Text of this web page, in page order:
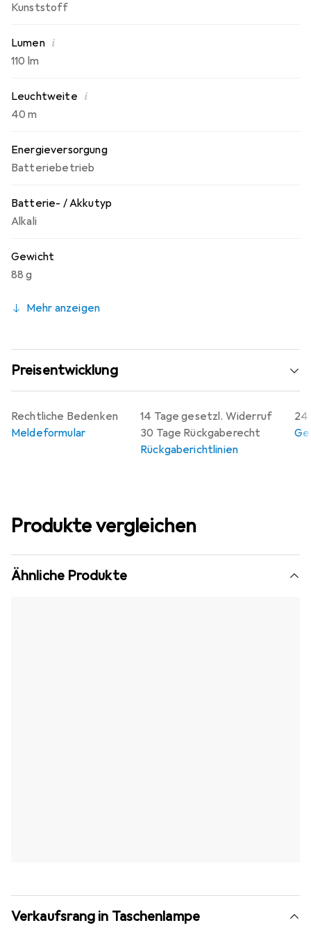
Kunststoff
Lumen i
110 lm
Leuchtweite i
40 m
Energieversorgung
Batteriebetrieb
Batterie- / Akkutyp
Alkali
Gewicht
88 g
Mehr anzeigen
Preisentwicklung
14 Tage gesetzl. Widerruf
30 Tage Rückgaberecht
Rückgaberichtlinien
24
Rechtliche Bedenken
Meldeformular
Produkte vergleichen
Ähnliche Produkte
Verkaufsrang in Taschenlampe